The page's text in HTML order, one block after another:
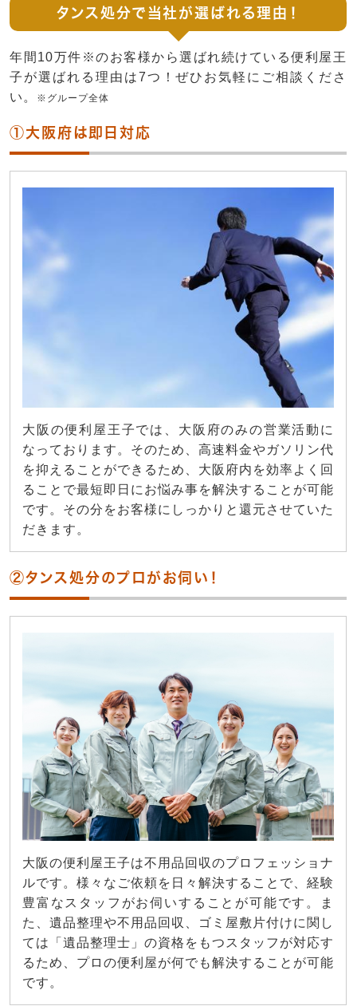
タンス処分で当社が選ばれる理由！
年間10万件※のお客様から選ばれ続けている便利屋王
子が選ばれる理由は7つ！ぜひお気軽にご相談くださ
い。
※グループ全体
①大阪府は即日対応
大阪の便利屋王子では、大阪府のみの営業活動に
なっております。そのため、高速料金やガソリン代
を抑えることができるため、大阪府内を効率よく回
ることで最短即日にお悩み事を解決することが可能
です。その分をお客様にしっかりと還元させていた
だきます。
②タンス処分のプロがお伺い！
大阪の便利屋王子は不用品回収のプロフェッショナ
ルです。様々なご依頼を日々解決することで、経験
豊富なスタッフがお伺いすることが可能です。ま
た、遺品整理や不用品回収、ゴミ屋敷片付けに関し
ては「遺品整理士」の資格をもつスタッフが対応す
るため、プロの便利屋が何でも解決することが可能
です。